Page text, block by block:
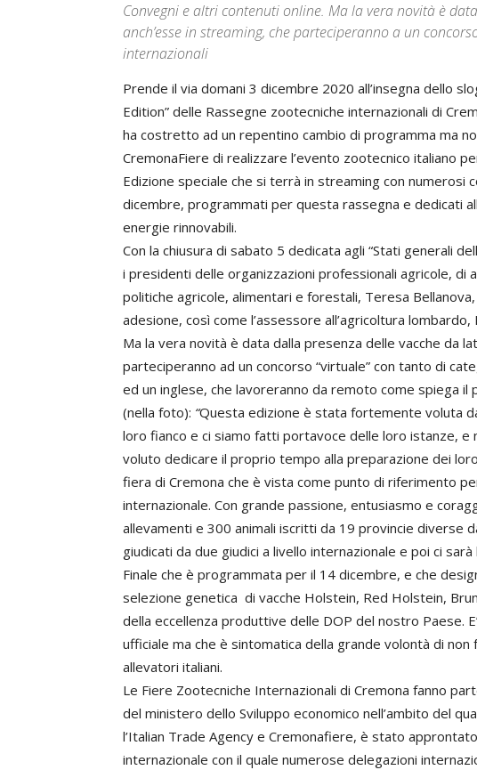
Convegni e altri contenuti online. Ma la vera novità è
anch’esse in streaming, che parteciperanno a un
internazionali
Prende il via domani 3 dicembre 2020 all’insegna dello
Edition” delle Rassegne zootecniche internazionali di
ha costretto ad un repentino cambio di programma ma
CremonaFiere di realizzare l’evento zootecnico italiano
Edizione speciale che si terrà in streaming con numerosi
dicembre, programmati per questa rassegna e dedicati
energie rinnovabili.
Con la chiusura di sabato 5 dedicata agli “Stati generali
i presidenti delle organizzazioni professionali agricole, di
politiche agricole, alimentari e forestali, Teresa
adesione, così come l’assessore all’agricoltura lombardo,
Ma la vera novità è data dalla presenza delle vacche da
parteciperanno ad un concorso “virtuale” con tanto di
ed un inglese, che lavoreranno da remoto come spiega
(nella foto): “Questa edizione è stata fortemente voluta
loro fianco e ci siamo fatti portavoce delle loro istanze,
voluto dedicare il proprio tempo alla preparazione dei
fiera di Cremona che è vista come punto di riferimento
internazionale. Con grande passione, entusiasmo e
allevamenti e 300 animali iscritti da 19 provincie diverse
giudicati da due giudici a livello internazionale e poi ci sarà
Finale che è programmata per il 14 dicembre, e che
selezione genetica di vacche Holstein, Red Holstein,
della eccellenza produttive delle DOP del nostro Paese.
ufficiale ma che è sintomatica della grande volontà di
allevatori italiani.
Le Fiere Zootecniche Internazionali di Cremona fanno
del ministero dello Sviluppo economico nell’ambito del
l’Italian Trade Agency e Cremonafiere, è stato
internazionale con il quale numerose delegazioni